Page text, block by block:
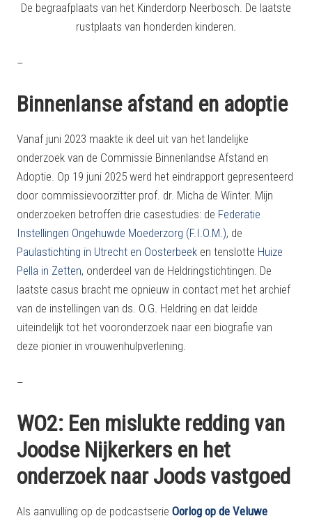
De begraafplaats van het Kinderdorp Neerbosch. De laatste
rustplaats van honderden kinderen.
–
Binnenlanse afstand en adoptie
Vanaf juni 2023 maakte ik deel uit van het landelijke
onderzoek van de Commissie Binnenlandse Afstand en
Adoptie. Op 19 juni 2025 werd het eindrapport gepresenteerd
door commissievoorzitter prof. dr. Micha de Winter. Mijn
onderzoeken betroffen drie casestudies: de Federatie
Instellingen Ongehuwde Moederzorg (F.I.O.M.), de
Paulastichting in Utrecht en Oosterbeek en tenslotte Huize
Pella in Zetten, onderdeel van de Heldringstichtingen. De
laatste casus bracht me opnieuw in contact met het archief
van de instellingen van ds. O.G. Heldring en dat leidde
uiteindelijk tot het vooronderzoek naar een biografie van
deze pionier in vrouwenhulpverlening.
–
WO2: Een mislukte redding van
Joodse Nijkerkers en het
onderzoek naar Joods vastgoed
Als aanvulling op de podcastserie Oorlog op de Veluwe